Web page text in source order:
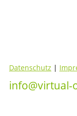
Datenschutz |
info@virtual-